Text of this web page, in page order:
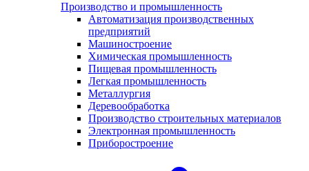
Производство и промышленность
Автоматизация производственных
предприятий
Машиностроение
Химическая промышленность
Пищевая промышленность
Легкая промышленность
Металлургия
Деревообработка
Производство строительных материалов
Электронная промышленность
Приборостроение